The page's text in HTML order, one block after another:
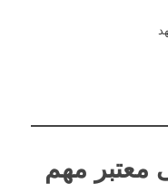
معتبر مهم